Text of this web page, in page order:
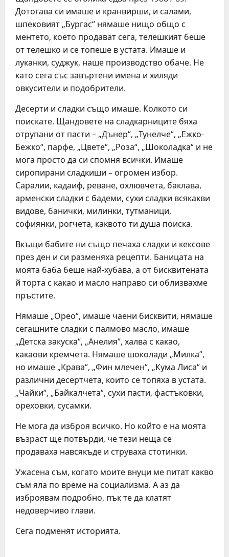
Дотогава си имаше и кранвирши, и салами,
шпековият „Бургас“ нямаше нищо общо с
ментето, което продават сега, телешкият беше
от телешко и се топеше в устата. Имаше и
луканки, суджук, наше производство обаче. Не
като сега със завъртени имена и хиляди
овкусители и подобрители.
Десерти и сладки също имаше. Колкото си
поискате. Щандовете на сладкарниците бяха
отрупани от пасти – „Дънер“, „Тунелче“, „Ежко-
Бежко“, парфе, „Цвете“, „Роза“, „Шоколадка“ и не
мога просто да си спомня всички. Имаше
сиропирани сладкиши – огромен избор.
Саралии, кадаиф, реване, охлювчета, баклава,
арменски сладки с бадеми, сухи сладки всякакви
видове, банички, милинки, тутманици,
софиянки, рогчета, каквото ти душа поиска.
Вкъщи бабите ни също печаха сладки и кексове
през ден и си разменяха рецепти. Баницата на
моята баба беше най-хубава, а от бисквитената
й торта с какао и масло направо си облизвахме
пръстите.
Нямаше „Орео“, имаше чаени бисквити, нямаше
сегашните сладки с палмово масло, имаше
„Детска закуска“, „Анелия“, халва с какао,
какаови кремчета. Нямаше шоколади „Милка“,
но имаше „Крава“, „Фин млечен“, „Кума Лиса“ и
различни десертчета, които се топяха в устата.
„Чайки“, „Байкалчета“, сухи пасти, фастъковки,
ореховки, сусамки.
Не мога да изброя всичко. Но който е на моята
възраст ще потвърди, че тези неща се
продаваха навсякъде и струваха стотинки.
Ужасена съм, когато моите внуци ме питат какво
съм яла по време на социализма. А аз да
изброявам подробно, пък те да клатят
недоверчиво глави.
Сега подменят историята.